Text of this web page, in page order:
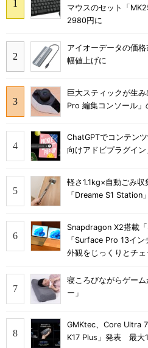
マウスのセット「
2980円に
アイオーデータの価
幅値上げに
巨大スティックが生
Pro 編集コンソール
ChatGPTでコンテン
向けアドビプラグイ
軽さ1.1kg×自動ごみ
「Dreame S1
Snapdragon X2搭載
「Surface Pro 13イ
外観をじっくりとチ
寝ころびながらゲー
ー」
GMKtec、Core Ultra
K17 Plus」発表 最大